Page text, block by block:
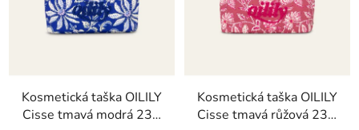
Kosmetická taška OILILY
Cisse tmavá modrá 23 x
Kosmetická taška OILILY
Cisse tmavá růžová 23 x